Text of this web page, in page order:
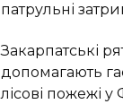
патрульні
Закарпатські
допомагають
лісові пожежі у